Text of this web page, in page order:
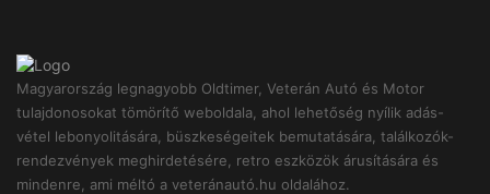
Magyarország legnagyobb Oldtimer, Veterán Autó és Motor
tulajdonosokat tömörítő weboldala, ahol lehetőség nyílik adás-
vétel lebonyolitására, büszkeségeitek bemutatására, találkozók-
rendezvények meghirdetésére, retro eszközök árusítására és
mindenre, ami méltó a veteránautó.hu oldalához.